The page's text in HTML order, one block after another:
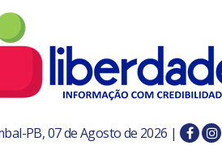
PB, 07 de Agosto de 2026 |